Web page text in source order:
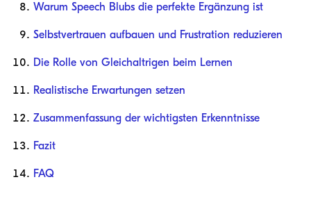
Warum Speech Blubs die perfekte Ergänzung ist
Selbstvertrauen aufbauen und Frustration reduzieren
Die Rolle von Gleichaltrigen beim Lernen
Realistische Erwartungen setzen
Zusammenfassung der wichtigsten Erkenntnisse
Fazit
FAQ